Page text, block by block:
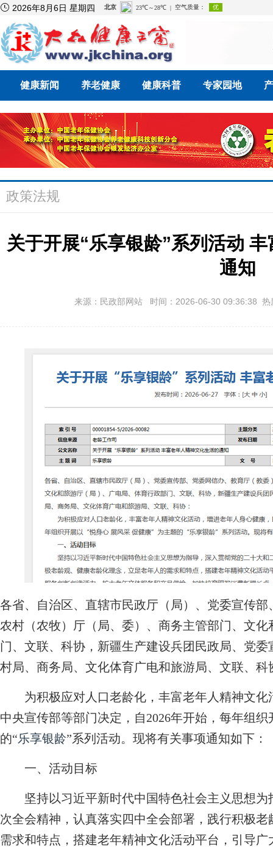
 2026年8月6日 星期四
健康新闻 养老健康 健康科普 专家园地
政策法规
关于开展“乐享银龄”系列活动
通知
来源：民政部网站 时间：2026-06-30 09:36:38
各省、自治区、直辖市民政厅（局）、党委宣传
农村（农牧）厅（局、委）、商务主管部门、文
门、文联、科协，新疆生产建设兵团民政局、党
村局、商务局、文化体育广电和旅游局、文联、科
为积极应对人口老龄化，丰富老年人精神文化
中央宣传部等部门决定，自2026年开始，每年组
的“乐享银龄”系列活动。现将有关事项通知如下：
一、活动目标
坚持以习近平新时代中国特色社会主义思想为
次全会精神，认真落实四中全会部署，践行积极
需求和特点，搭建老年精神文化活动平台，引导